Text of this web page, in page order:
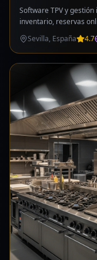
Software TPV y
inventario, reservas
Sevilla, España
4.7